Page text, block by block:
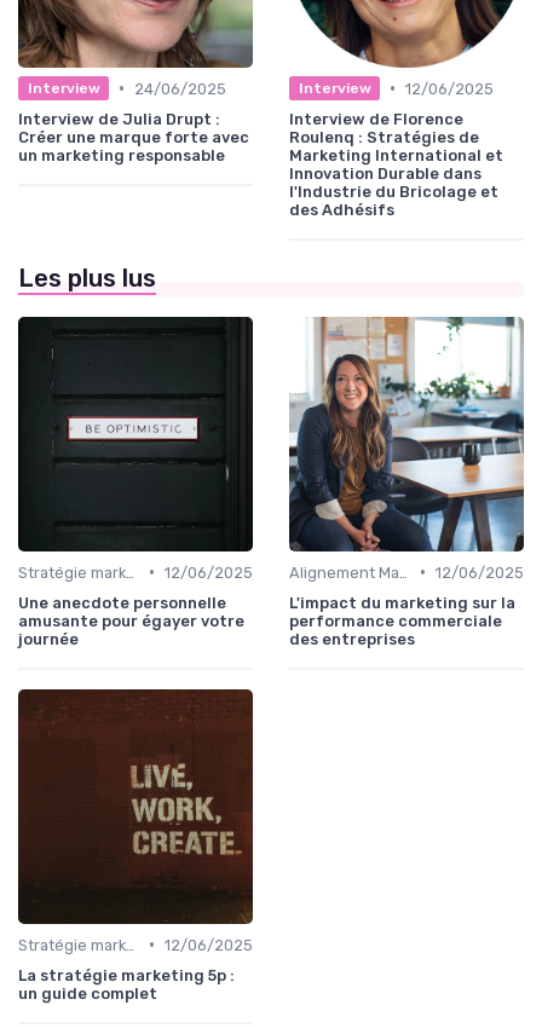
Interview •
24/06/2025
Interview de Julia Drupt :
Créer une marque forte avec
un marketing responsable
Interview • 12/06/2025
Interview de Florence
Roulenq : Stratégies de
Marketing International et
Innovation Durable dans
l'Industrie du Bricolage et
des Adhésifs
Les plus lus
• 12/06/2025
Une anecdote personnelle
amusante pour égayer votre
journée
• 12/06/2025
L'impact du marketing sur la
performance commerciale
des entreprises
• 12/06/2025
La stratégie marketing 5p :
un guide complet